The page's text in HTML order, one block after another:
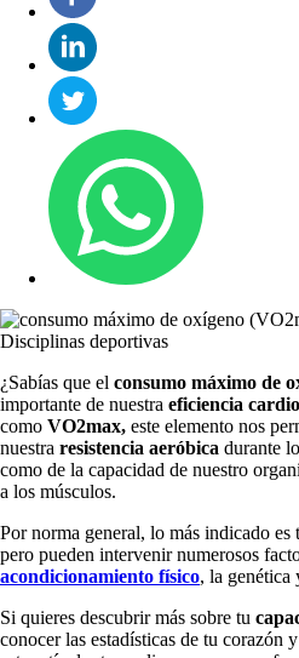
Disciplinas deportivas
¿Sabías que el consumo máximo de
importante de nuestra eficiencia
como VO2max, este elemento nos
nuestra resistencia aeróbica durante
como de la capacidad de nuestro
a los músculos.
Por norma general, lo más indicado es
pero pueden intervenir numerosos
acondicionamiento físico, la genética
Si quieres descubrir más sobre tu
conocer las estadísticas de tu corazón